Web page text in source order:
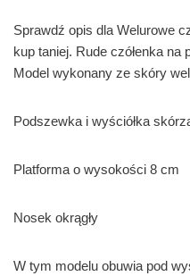
Sprawdź opis dla Welurowe
kup taniej. Rude czółenka
Model wykonany ze skóry
Podszewka i wyściółka
Platforma o wysokości 8 cm
Nosek okrągły
W tym modelu obuwia pod